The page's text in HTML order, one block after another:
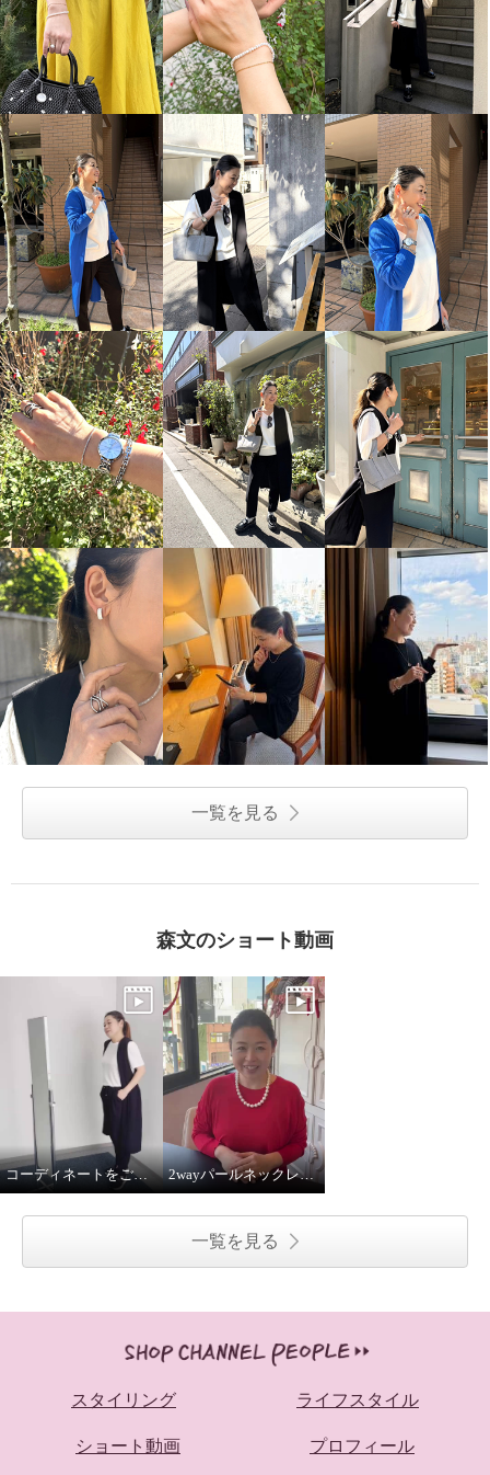
一覧を見る
森文のショート動画
コーディネートをご紹介！ 2wayパールネックレス着用してみました
一覧を見る
スタイリング ライフスタイル
ショート動画 プロフィール